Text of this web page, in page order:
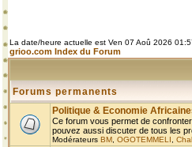
La date/heure actuelle est Ven 07 Aoû 2026
grioo.com Index du Forum
Forums permanents
Politique & Economie
Ce forum vous permet de
pouvez aussi discuter de tous les
Modérateurs BM OGOTEMMELI